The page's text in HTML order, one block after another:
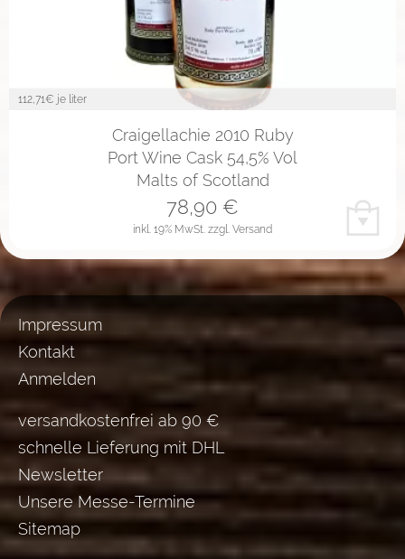
112,71€ je liter
Craigellachie 2010 Ruby
Port Wine Cask 54,5% Vol
Malts of Scotland
inkl. 19% MwSt. zzgl. Versand
78,90 €
Impressum
Kontakt
Anmelden
versandkostenfrei ab 90 €
schnelle Lieferung mit DHL
Newsletter
Unsere Messe-Termine
Sitemap